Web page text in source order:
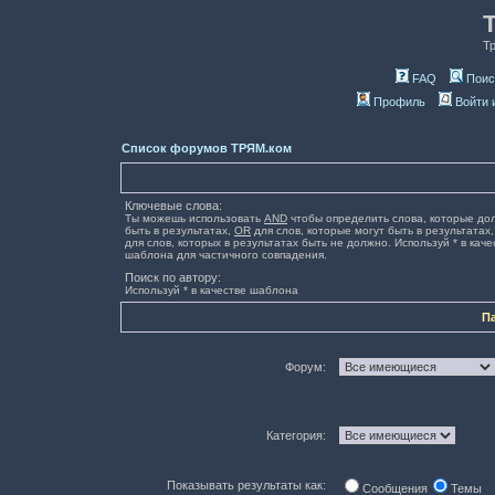
FAQ
Профиль
Войти
Список форумов ТРЯМ.ком
Ключевые слова:
Ты можешь использовать AND чтобы определить слова, которые
быть в результатах, OR для слов, которые могут быть в
для слов, которых в результатах быть не должно. Используй * в
шаблона для частичного совпадения.
Поиск по автору:
Используй * в качестве шаблона
Форум:
Категория:
Показывать результаты как: Сообщения Темы